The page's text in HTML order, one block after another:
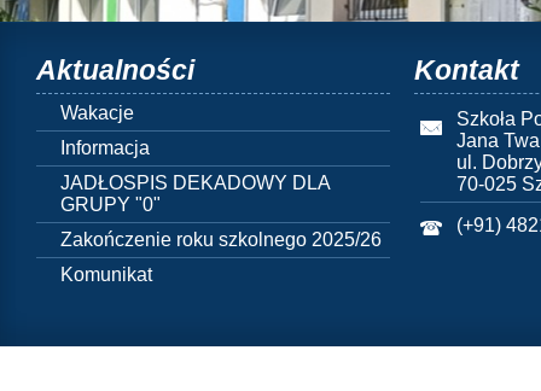
Aktualności
Wakacje
Informacja
JADŁOSPIS DEKADOWY DLA
GRUPY "0"
Zakończenie roku szkolnego 2025/26
Komunikat
Kontakt
Szkoła
Jana
ul.
70-025
(+91)